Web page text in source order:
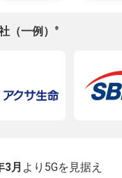
（一例） ※
3月 より5Gを見据え